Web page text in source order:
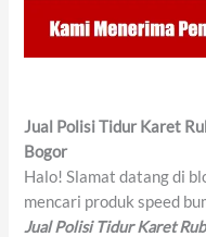
Jual Polisi Tidur Karet
Bogor
Halo! Slamat datang di
mencari produk speed
Jual Polisi Tidur Karet